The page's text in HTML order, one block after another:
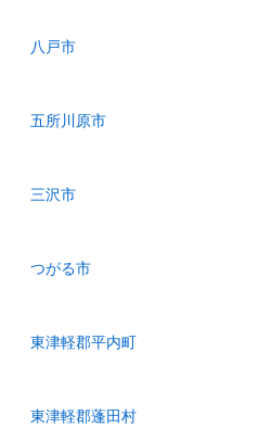
八戸市
五所川原市
三沢市
つがる市
東津軽郡平内町
東津軽郡蓬田村